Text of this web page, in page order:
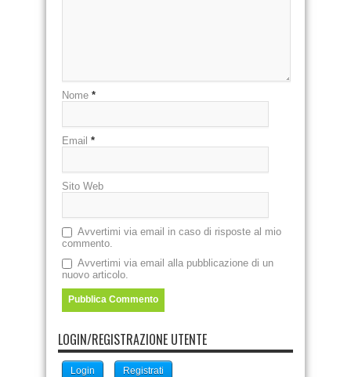
Nome *
Email *
Sito Web
Avvertimi via email in caso di risposte al mio
commento.
Avvertimi via email alla pubblicazione di un
nuovo articolo.
LOGIN/REGISTRAZIONE UTENTE
Login Registrati